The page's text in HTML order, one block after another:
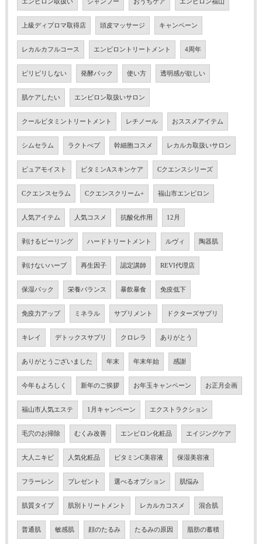
エンビロン取扱い シャンプー おうちケア エンビロン福山
上級ディプロマ取得店 頭皮マッサージ キャンペーン
レカルカフルコース エンビロントリートメント 4周年
ピリピリしない 発酵パック 使い方 透明感が欲しい
肌ケアしたい エンビロン取扱いサロン
クールビタミントリートメント レチノール おススメアイテム
シムセラム ラクトぺプ 幹細胞コスメ レカルカ取扱いサロン
ピュアモイスト ビタミンAスキンケア Cクエンスシリーズ
Cクエンスセラム Cクエンスクリーム+ 福山市エンビロン
人気アイテム 人気コスメ 抗酸化作用 12月
剥けるピーリング ハードトリートメント ルヴィ 陶器肌
剥けないハーブ 再生因子 認定講師 REVI代理店
保湿パック 栄養バランス 暴飲暴食 免疫低下
免疫力アップ ミネラル サプリメント ドクターズサプリ
キレイ デトックスサプリ クロレラ ありがとう
ありがとうございました 年末 年末年始 感謝
今年もよろしく 新年のご挨拶 お年玉キャンペーン お正月企画
福山市人気エステ 1月キャンペーン エクストラクション
毛穴のお掃除 むくみ改善 エンビロン化粧品 エイジングケア
大人ニキビ 人気化粧品 ビタミンC美容液 保湿美容液
フラーレン プレゼント 選べるオプション 肌悩み
肌質タイプ 肌別トリートメント レカルカコスメ 混合肌
普通肌 敏感肌 顔のたるみ たるみの原因 脂肪の蓄積